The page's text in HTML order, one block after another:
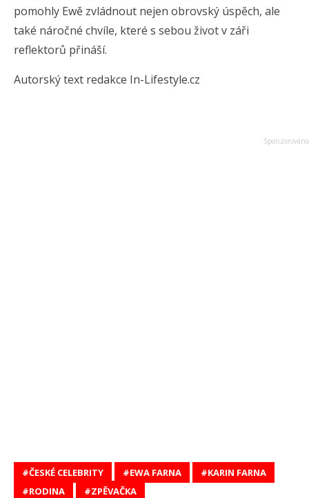
pomohly Ewě zvládnout nejen obrovský úspěch, ale
také náročné chvíle, které s sebou život v záři
reflektorů přináší.
Autorský text redakce In-Lifestyle.cz
ČESKÉ CELEBRITY EWA FARNA
KARIN FARNA
RODINA
ZPĚVAČKA